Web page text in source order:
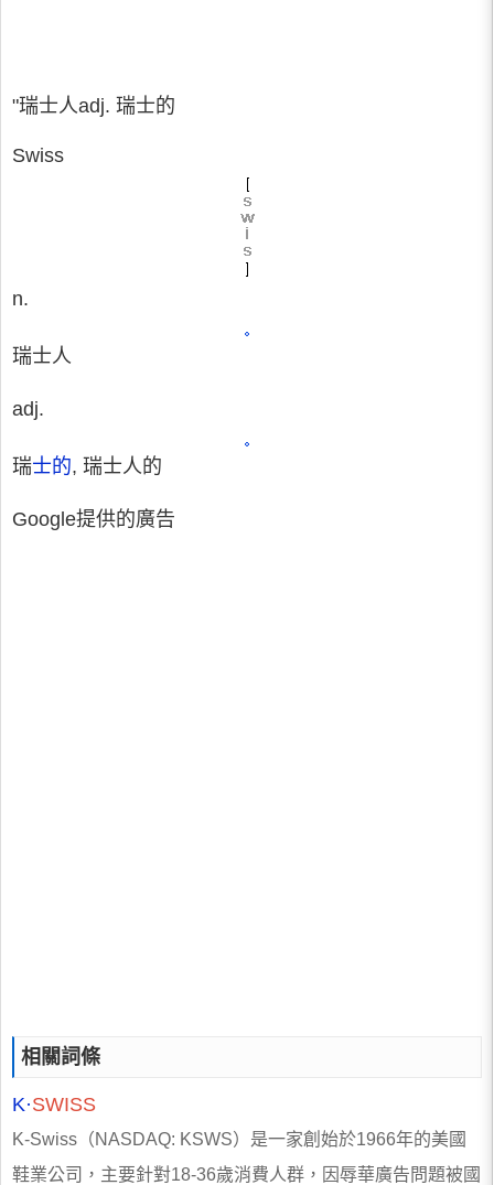
"瑞士人adj. 瑞士的
Swiss
n.
瑞士人
adj.
瑞士的, 瑞士人的
Google提供的廣告
相關詞條
K·SWISS
K-Swiss（NASDAQ: KSWS）是一家創始於1966年的美國
鞋業公司，主要針對18-36歲消費人群，因辱華廣告問題被國